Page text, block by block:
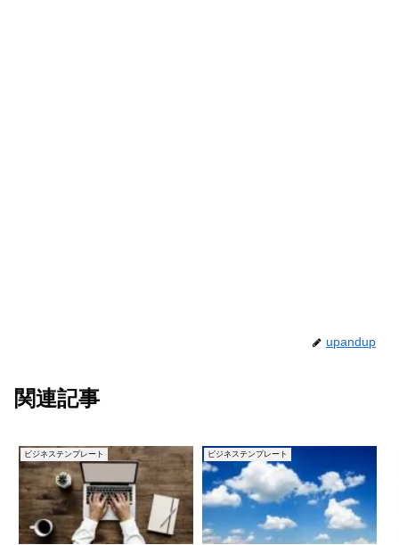
upandup
関連記事
ビジネステンプレート ビジネステンプレート